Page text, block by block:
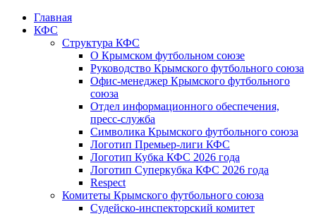
Главная
КФС
Структура КФС
О Крымском футбольном союзе
Руководство Крымского футбольного союза
Офис-менеджер Крымского футбольного
союза
Отдел информационного обеспечения,
пресс-служба
Символика Крымского футбольного союза
Логотип Премьер-лиги КФС
Логотип Кубка КФС 2026 года
Логотип Суперкубка КФС 2026 года
Respect
Комитеты Крымского футбольного союза
Судейско-инспекторский комитет